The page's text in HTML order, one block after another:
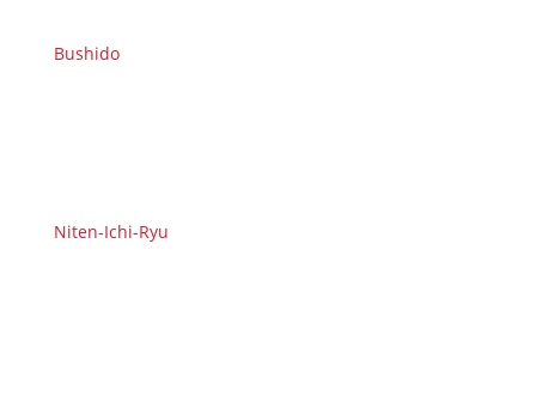
Bushido
Niten-Ichi-Ryu